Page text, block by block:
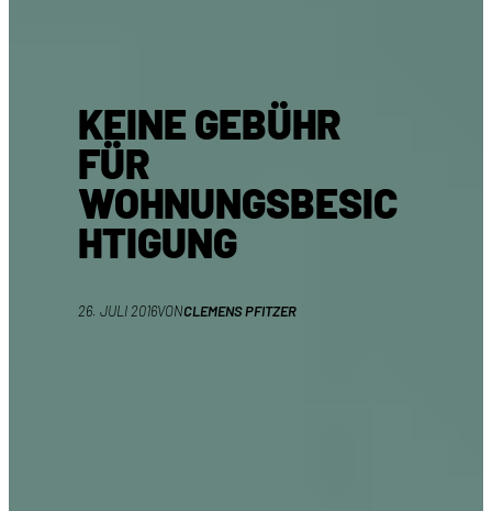
KEINE GEBÜHR
FÜR
WOHNUNGSBESIC
HTIGUNG
26. JULI 2016VONCLEMENS PFITZER